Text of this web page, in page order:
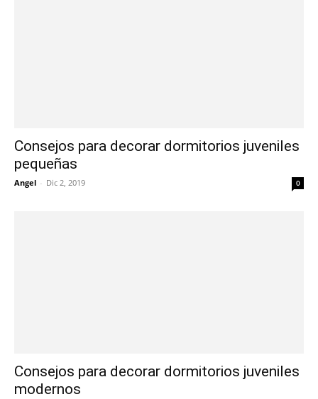
Consejos para decorar dormitorios juveniles
pequeñas
Angel - Dic 2, 2019 0
Consejos para decorar dormitorios juveniles
modernos